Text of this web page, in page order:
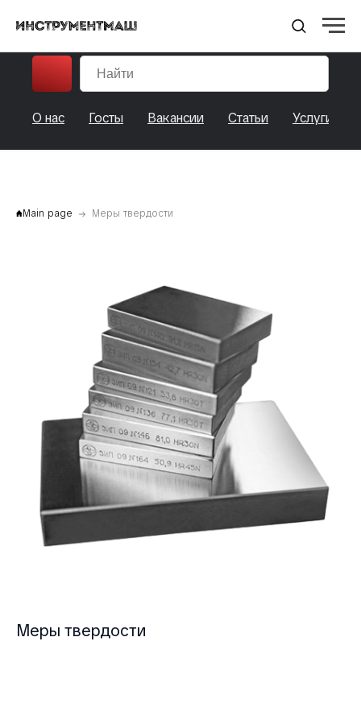
НПО ИНСТРУМЕНТМАШ
О нас Госты Вакансии Статьи Услуги
Main page Меры твердости
Меры твердости